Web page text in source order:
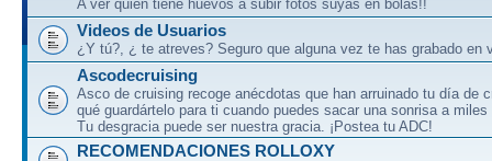
A ver quien tiene huevos a subir fotos suyas en bolas!!
Videos de Usuarios
¿Y tú?, ¿ te atreves? Seguro que alguna vez te has grabado en
Ascodecruising
Asco de cruising recoge anécdotas que han arruinado tu día de
qué guardártelo para ti cuando puedes sacar una sonrisa a miles
Tu desgracia puede ser nuestra gracia. ¡Postea tu ADC!
RECOMENDACIONES ROLLOXY